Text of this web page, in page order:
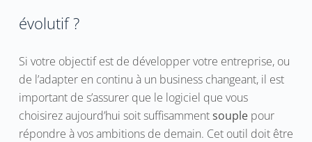
évolutif ?
Si votre objectif est de développer votre entreprise, ou
de l’adapter en continu à un business changeant, il est
important de s’assurer que le logiciel que vous
choisirez aujourd’hui soit suffisammentsouplepour
répondre à vos ambitions de demain. Cet outil doit être